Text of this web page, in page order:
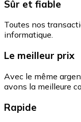
Sûr et fiable
Toutes nos
informatique.
Le meilleur prix
Avec le même
avons la meilleure
Rapide